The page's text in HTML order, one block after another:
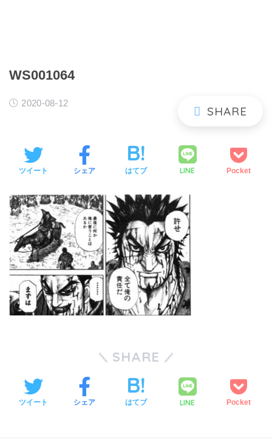
WS001064
2020-08-12
ツイート シェア はてブ LINE Pocket
SHARE
ツイート シェア はてブ LINE Pocket